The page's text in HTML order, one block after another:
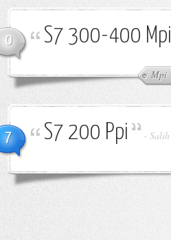
0 S7 300-400 Mpi
Mpi
7 S7 200 Ppi - Salih